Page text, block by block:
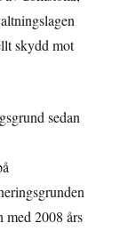
skydd mot
sedan
med 2008 års